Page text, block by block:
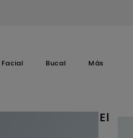
Facial Bucal Más
El